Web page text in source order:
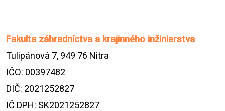
Fakulta záhradníctva a krajinného inžinierstva
Tulipánová 7, 949 76 Nitra
IČO: 00397482
DIČ: 2021252827
IČ DPH: SK2021252827